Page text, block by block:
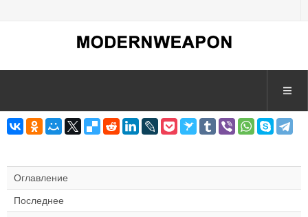
Оглавление
Последнее